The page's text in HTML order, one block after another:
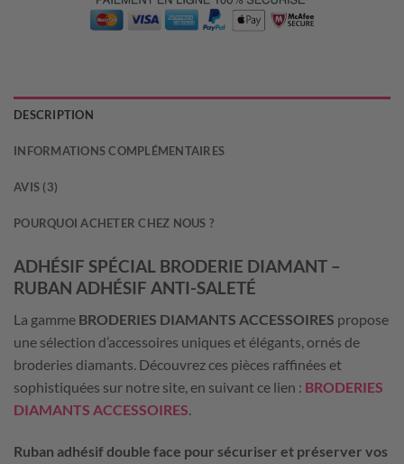
DESCRIPTION
INFORMATIONS COMPLÉMENTAIRES
AVIS (3)
POURQUOI ACHETER CHEZ NOUS ?
ADHÉSIF SPÉCIAL BRODERIE DIAMANT –
RUBAN ADHÉSIF ANTI-SALETÉ
La gamme BRODERIES DIAMANTS ACCESSOIRES propose
une sélection d’accessoires uniques et élégants, ornés de
broderies diamants. Découvrez ces pièces raffinées et
sophistiquées sur notre site, en suivant ce lien : BRODERIES
DIAMANTS ACCESSOIRES
Ruban adhésif double face pour sécuriser et préserver vos